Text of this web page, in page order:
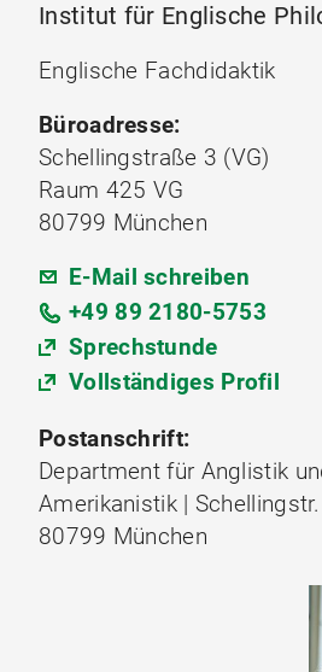
Institut für Englische
Englische Fachdidaktik
Büroadresse:
Schellingstraße 3 (VG)
Raum 425 VG
80799 München
E-Mail schreiben
+49 89 2180-5753
Sprechstunde
Vollständiges Profil
Postanschrift:
Department für Anglistik
Amerikanistik |
80799 München